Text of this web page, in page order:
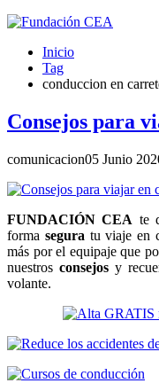
Inicio
Tag
conduccion en
Consejos para
comunicacion05 Junio
FUNDACIÓN CEA te
forma segura tu viaje en
más por el equipaje que
nuestrosconsejos y
volante.